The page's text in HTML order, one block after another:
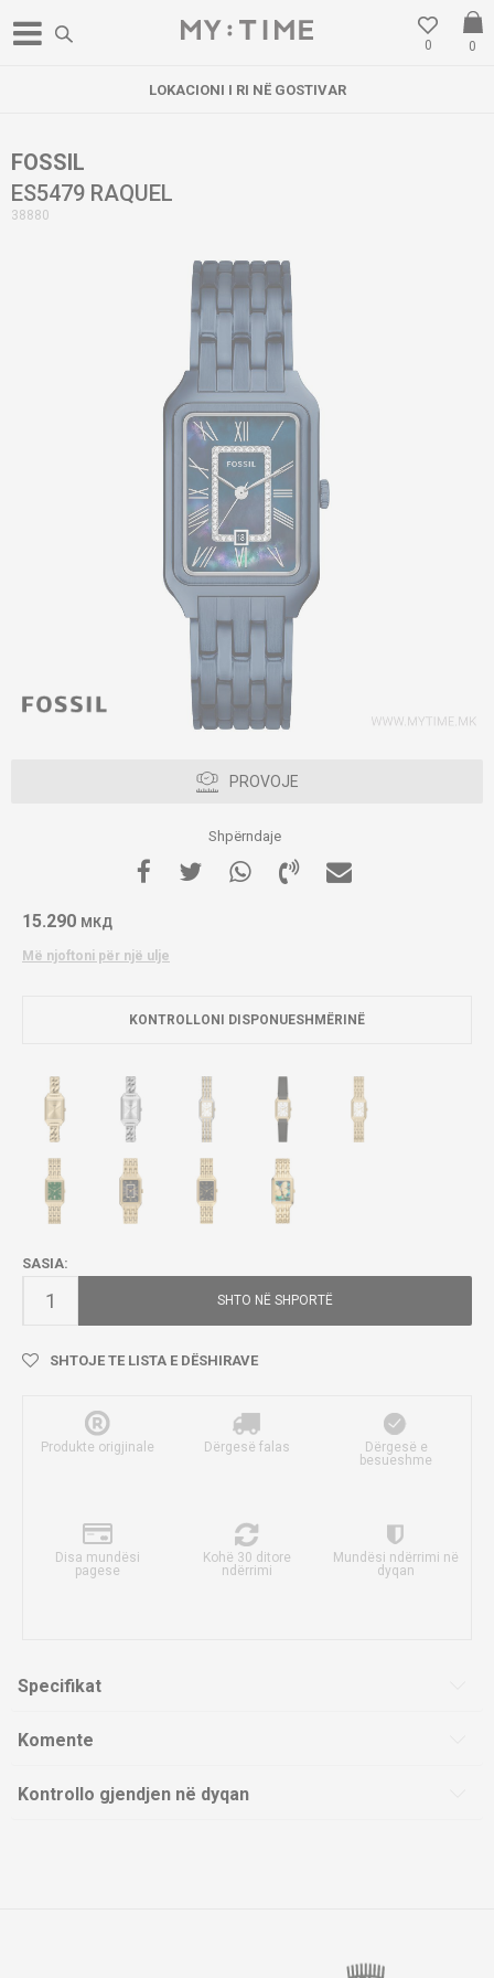
0
0
LOKACIONI I RI NË GOSTIVAR
FOSSIL
ES5479 RAQUEL
38880
PROVOJE
Shpërndaje
15.290 МКД
Më njoftoni për një ulje
KONTROLLONI DISPONUESHMËRINË
SASIA:
SHTO NË SHPORTË
SHTOJE TE LISTA E DËSHIRAVE
Produkte origjinale Dërgesë falas
Dërgesë e
besueshme
Disa mundësi
pagese
Kohë 30 ditore
ndërrimi
Mundësi ndërrimi në
dyqan
Specifikat
Komente
Kontrollo gjendjen në dyqan